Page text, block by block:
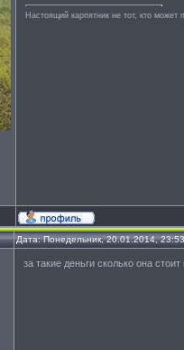
Настоящий карпятник не тот, кто
Дата: Понедельник, 20.01.2014,
за такие деньги сколько она